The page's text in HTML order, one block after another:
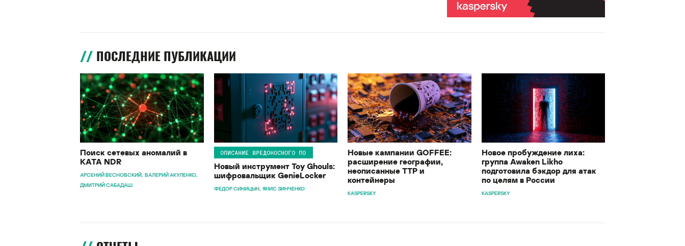
ПОСЛЕДНИЕ ПУБЛИКАЦИИ
Поиск сетевых аномалий в
KATA NDR
АРСЕНИЙ ВЕСНОВСКИЙ ВАЛЕРИЙ АКУЛЕНКО
ДМИТРИЙ САБАДАШ
ОПИСАНИЕ ВРЕДОНОСНОГО ПО
Новый инструмент Toy Ghouls:
шифровальщик GenieLocker
ФЕДОР СИНИЦЫН ЯНИС ЗИНЧЕНКО
Новые кампании GOFFEE:
расширение географии,
неописанные TTP и
контейнеры
KASPERSKY
Новое пробуждение лиха:
группа Awaken Likho
подготовила бэкдор для атак
по целям в России
KASPERSKY